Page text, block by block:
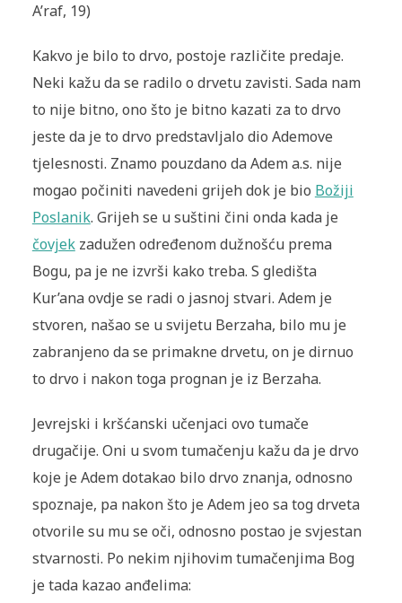
A’raf, 19)
Kakvo je bilo to drvo, postoje različite predaje.
Neki kažu da se radilo o drvetu zavisti. Sada nam
to nije bitno, ono što je bitno kazati za to drvo
jeste da je to drvo predstavljalo dio Ademove
tjelesnosti. Znamo pouzdano da Adem a.s. nije
mogao počiniti navedeni grijeh dok je bio Božiji
Poslanik. Grijeh se u suštini čini onda kada je
čovjekzadužen određenom dužnošću prema
Bogu, pa je ne izvrši kako treba. S gledišta
Kur’ana ovdje se radi o jasnoj stvari. Adem je
stvoren, našao se u svijetu Berzaha, bilo mu je
zabranjeno da se pri­makne drvetu, on je dirnuo
to drvo i nakon toga prognan je iz Ber­zaha.
Jevrejski i kršćanski učenjaci ovo tumače
drugačije. Oni u svom tumačenju kažu da je drvo
koje je Adem dotakao bilo drvo znanja, odnosno
spoznaje, pa nakon što je Adem jeo sa tog drveta
otvorile su mu se oči, odnosno postao je svjestan
stvarnosti. Po nekim njihovim tumačenjima Bog
je tada kazao anđelima: